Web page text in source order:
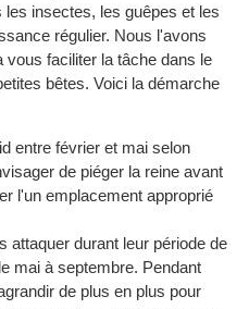
insectes, les guêpes et les
régulier. Nous l'avons
vous faciliter la tâche dans le
bêtes. Voici la démarche
entre février et mai selon
de piéger la reine avant
l'un emplacement approprié
attaquer durant leur période de
mai à septembre. Pendant
de plus en plus pour